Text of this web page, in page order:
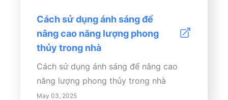
Cách sử dụng ánh sáng để
nâng cao năng lượng phong
thủy trong nhà
Cách sử dụng ánh sáng để nâng cao
năng lượng phong thủy trong nhà
May 03, 2025